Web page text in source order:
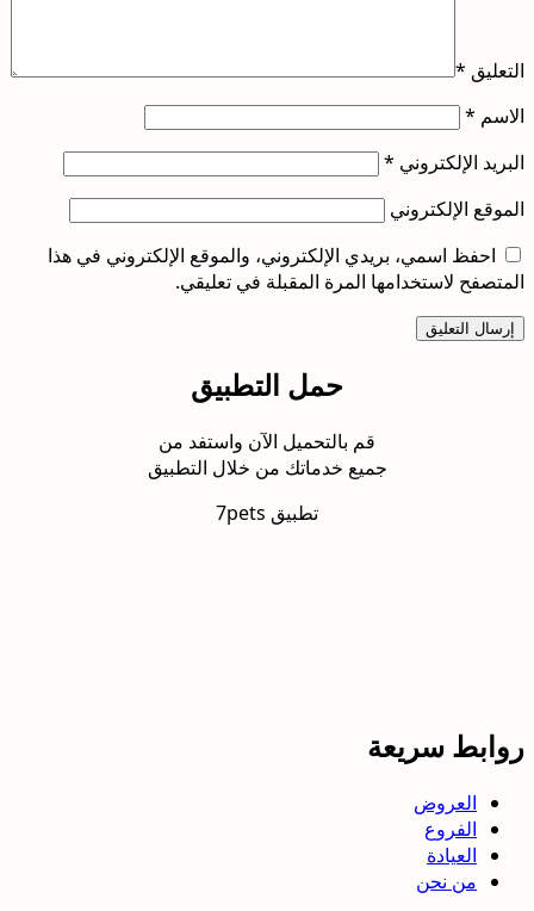
التعليق *
الاسم *
البريد الإلكتروني *
الموقع الإلكتروني
احفظ اسمي، بريدي الإلكتروني، والموقع الإلكتروني في هذا
المتصفح لاستخدامها المرة المقبلة في تعليقي.
حمل التطبيق
قم بالتحميل الآن واستفد من
جميع خدماتك من خلال التطبيق
تطبيق 7pets
روابط سريعة
العروض
الفروع
العيادة
من نحن